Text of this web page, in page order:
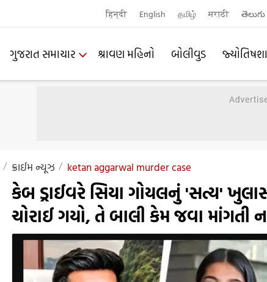
हिन्दी English தமிழ் मराठी తెలుగు
ગુજરાત સમાચાર શ્રાવણ મહિનો બોલીવુડ
ક્રાઈમ ન્યૂઝ ketan aggarwal murder case
કેબ ડ્રાઈવરે સિયા ગોયલનું 'સત્ય'
ચોરાઈ ગયો, તે બાલી કેમ જવા માંગતી